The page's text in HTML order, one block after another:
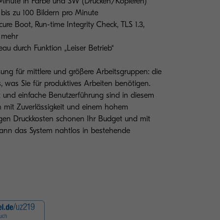
zu 100 Bildern pro Minute
Boot, Run-time Integrity Check, TLS 1.3,
mehr
durch Funktion „Leiser Betrieb“
für mittlere und größere Arbeitsgruppen: die
was Sie für produktives Arbeiten benötigen.
einfache Benutzerführung sind in diesem
Zuverlässigkeit und einem hohem
Druckkosten schonen Ihr Budget und mit
das System nahtlos in bestehende